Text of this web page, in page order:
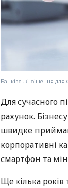
Банківські рішення
Для сучасного
рахунок.
швидке
корпоративні
смартфон та
Ще кілька